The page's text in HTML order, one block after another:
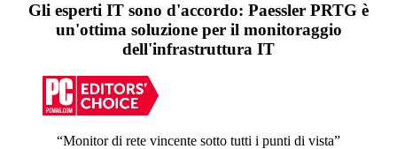
Gli esperti IT sono d'accordo: Paessler PRTG è
un'ottima soluzione per il monitoraggio
dell'infrastruttura IT
“Monitor di rete vincente sotto tutti i punti di vista”